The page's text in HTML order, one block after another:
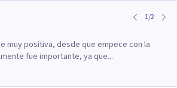
1/2
muy positiva, desde que empece con la
fue importante, ya que...